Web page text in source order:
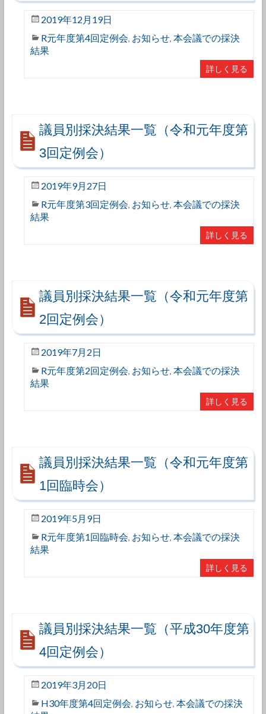
2019年12月19日
R元年度第4回定例会, お知らせ, 本会議での採決
結果
詳しく見る
議員別採決結果一覧（令和元年度第
3回定例会）
2019年9月27日
R元年度第3回定例会, お知らせ, 本会議での採決
結果
詳しく見る
議員別採決結果一覧（令和元年度第
2回定例会）
2019年7月2日
R元年度第2回定例会, お知らせ, 本会議での採決
結果
詳しく見る
議員別採決結果一覧（令和元年度第
1回臨時会）
2019年5月9日
R元年度第1回臨時会, お知らせ, 本会議での採決
結果
詳しく見る
議員別採決結果一覧（平成30年度第
4回定例会）
2019年3月20日
H30年度第4回定例会, お知らせ, 本会議での採決